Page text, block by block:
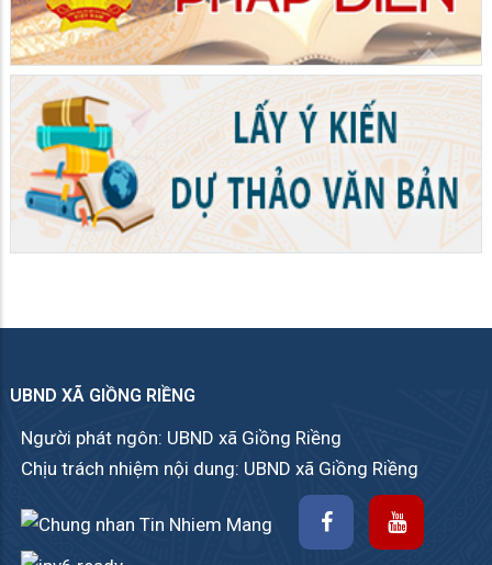
UBND XÃ GIỒNG RIỀNG
Người phát ngôn: UBND xã Giồng Riềng
Chịu trách nhiệm nội dung: UBND xã Giồng Riềng